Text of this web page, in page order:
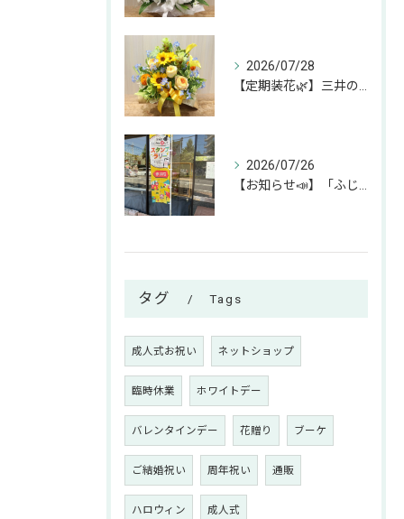
2026/07/28
2026/07/26
タグ Tags
成人式お祝い ネットショップ
臨時休業 ホワイトデー
バレンタインデー 花贈り ブーケ
ご結婚祝い 周年祝い 通販
ハロウィン 成人式